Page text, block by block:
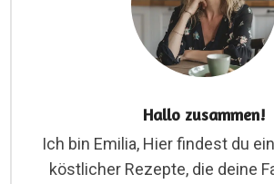
Hallo zusammen!
Ich bin Emilia, Hier findest du
köstlicher Rezepte, die deine